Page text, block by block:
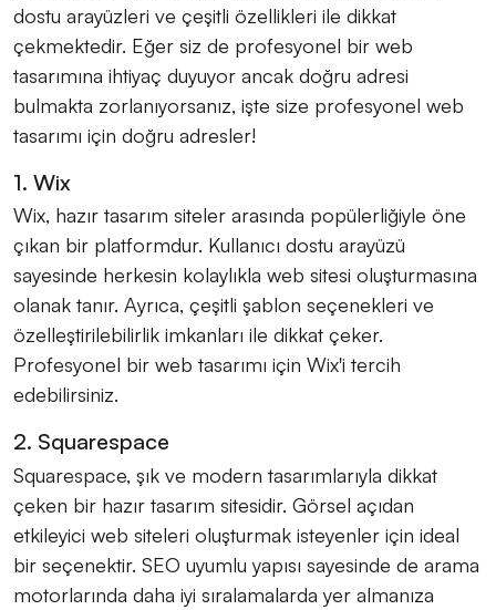
dostu arayüzleri ve çeşitli özellikleri ile dikkat
çekmektedir. Eğer siz de profesyonel bir web
tasarımına ihtiyaç duyuyor ancak doğru adresi
bulmakta zorlanıyorsanız, işte size profesyonel web
tasarımı için doğru adresler!
1. Wix
Wix, hazır tasarım siteler arasında popülerliğiyle öne
çıkan bir platformdur. Kullanıcı dostu arayüzü
sayesinde herkesin kolaylıkla web sitesi oluşturmasına
olanak tanır. Ayrıca, çeşitli şablon seçenekleri ve
özelleştirilebilirlik imkanları ile dikkat çeker.
Profesyonel bir web tasarımı için Wix'i tercih
edebilirsiniz.
2. Squarespace
Squarespace, şık ve modern tasarımlarıyla dikkat
çeken bir hazır tasarım sitesidir. Görsel açıdan
etkileyici web siteleri oluşturmak isteyenler için ideal
bir seçenektir. SEO uyumlu yapısı sayesinde de arama
motorlarında daha iyi sıralamalarda yer almanıza